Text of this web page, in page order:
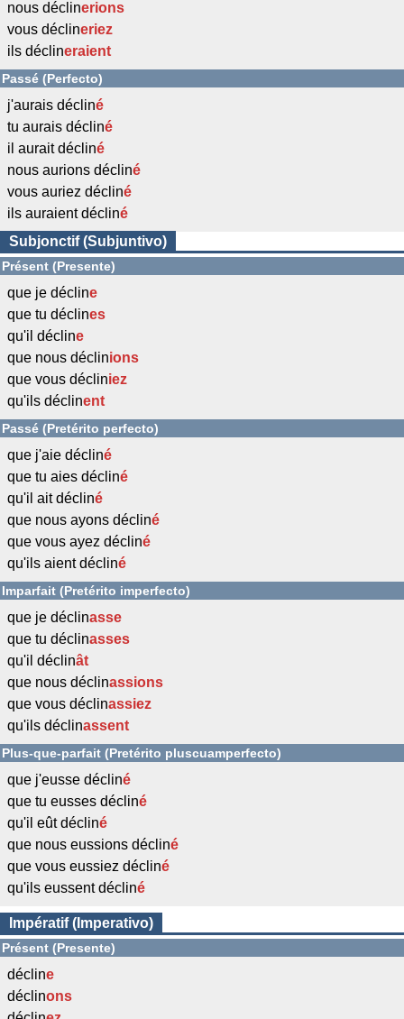
nous déclinerions
vous déclineriez
ils déclineraient
Passé (Perfecto)
j'aurais décliné
tu aurais décliné
il aurait décliné
nous aurions décliné
vous auriez décliné
ils auraient décliné
Subjonctif (Subjuntivo)
Présent (Presente)
que je décline
que tu déclines
qu'il décline
que nous déclinions
que vous décliniez
qu'ils déclinent
Passé (Pretérito perfecto)
que j'aie décliné
que tu aies décliné
qu'il ait décliné
que nous ayons décliné
que vous ayez décliné
qu'ils aient décliné
Imparfait (Pretérito imperfecto)
que je déclinasse
que tu déclinasses
qu'il déclinât
que nous déclinassions
que vous déclinassiez
qu'ils déclinassent
Plus-que-parfait (Pretérito pluscuamperfecto)
que j'eusse décliné
que tu eusses décliné
qu'il eût décliné
que nous eussions décliné
que vous eussiez décliné
qu'ils eussent décliné
Impératif (Imperativo)
Présent (Presente)
décline
déclinons